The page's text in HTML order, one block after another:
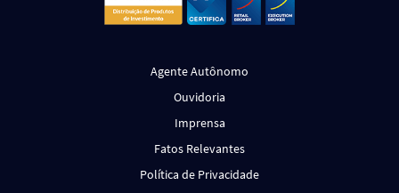
Agente Autônomo
Ouvidoria
Imprensa
Fatos Relevantes
Política de Privacidade